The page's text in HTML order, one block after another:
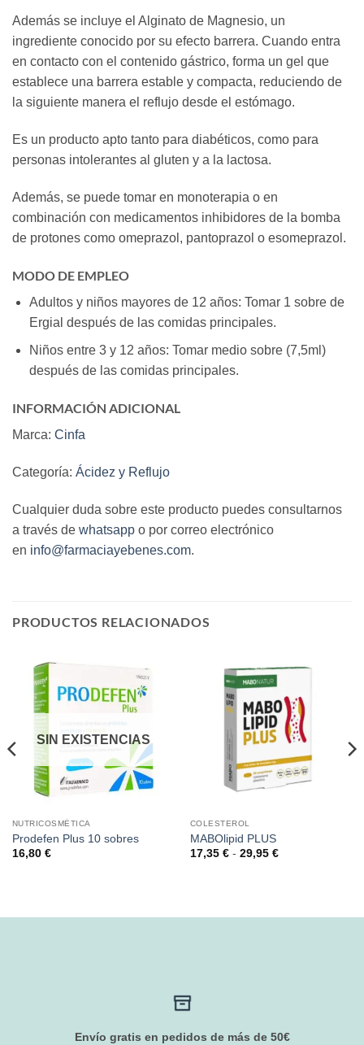
Además se incluye el Alginato de Magnesio, un
ingrediente conocido por su efecto barrera. Cuando entra
en contacto con el contenido gástrico, forma un gel que
establece una barrera estable y compacta, reduciendo de
la siguiente manera el reflujo desde el estómago.
Es un producto apto tanto para diabéticos, como para
personas intolerantes al gluten y a la lactosa.
Además, se puede tomar en monoterapia o en
combinación con medicamentos inhibidores de la bomba
de protones como omeprazol, pantoprazol o esomeprazol.
MODO DE EMPLEO
Adultos y niños mayores de 12 años: Tomar 1 sobre de
Ergial después de las comidas principales.
Niños entre 3 y 12 años: Tomar medio sobre (7,5ml)
después de las comidas principales.
INFORMACIÓN ADICIONAL
Marca: Cinfa
Categoría: Ácidez y Reflujo
Cualquier duda sobre este producto puedes consultarnos
a través de whatsapp o por correo electrónico
en info@farmaciayebenes.com.
PRODUCTOS RELACIONADOS
SIN EXISTENCIAS
NUTRICOSMÉTICA
Prodefen Plus 10 sobres
16,80 €
COLESTEROL
MABOlipid PLUS
17,35 € - 29,95 €Rango
29,95 €
Envío gratis en pedidos de más de 50€